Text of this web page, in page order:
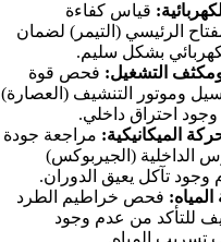
: قياس كفاءة
الرئيسي (التيمر) لضمان
بشكل سليم.
ومكثف التشغيل: فحص قوة
وموتور التنشيف (العصارة)
احتراق داخلي.
الميكانيكية: مراجعة جودة
الداخلية (الجيربوكس)
وجود تآكل يعيق الدوران.
: فحص خراطيم الطرد
للتأكد من عدم وجود